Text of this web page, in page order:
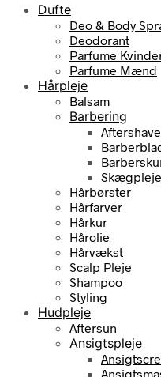
Dufte
Deo & Body
Deodorant
Parfume
Parfume Mænd
Hårpleje
Balsam
Barbering
Aftershave
Skægpleje
Hårbørster
Hårfarver
Hårkur
Hårolie
Hårvækst
Scalp Pleje
Shampoo
Styling
Hudpleje
Aftersun
Ansigtspleje